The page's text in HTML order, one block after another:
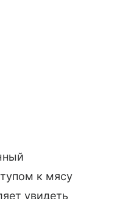
к мясу
увидеть